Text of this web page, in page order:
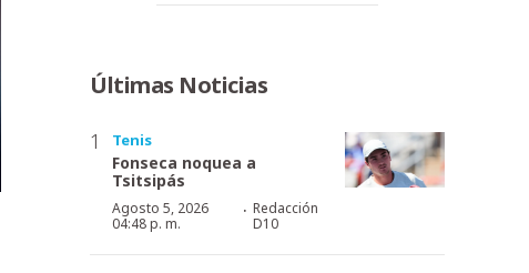
Últimas Noticias
Tenis
Fonseca noquea a
Tsitsipás
Agosto 5, 2026
04:48 p. m.
· Redacción
D10